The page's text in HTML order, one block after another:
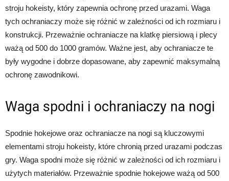
stroju hokeisty, który zapewnia ochronę przed urazami. Waga
tych ochraniaczy może się różnić w zależności od ich rozmiaru i
konstrukcji. Przeważnie ochraniacze na klatkę piersiową i plecy
ważą od 500 do 1000 gramów. Ważne jest, aby ochraniacze te
były wygodne i dobrze dopasowane, aby zapewnić maksymalną
ochronę zawodnikowi.
Waga spodni i ochraniaczy na nogi
Spodnie hokejowe oraz ochraniacze na nogi są kluczowymi
elementami stroju hokeisty, które chronią przed urazami podczas
gry. Waga spodni może się różnić w zależności od ich rozmiaru i
użytych materiałów. Przeważnie spodnie hokejowe ważą od 500